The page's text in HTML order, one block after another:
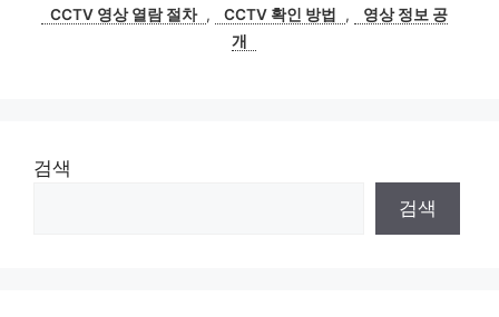
CCTV 영상 열람 절차 , CCTV 확인 방법 ,
영상 정보 공
개
검색
검색